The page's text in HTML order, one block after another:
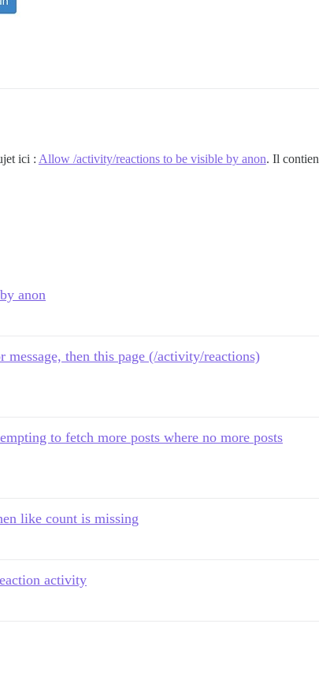
ici : Allow /activity/reactions to be visible by anon. Il
anon
message, then this page (/activity/reactions)
to fetch more posts where no more posts
like count is missing
activity